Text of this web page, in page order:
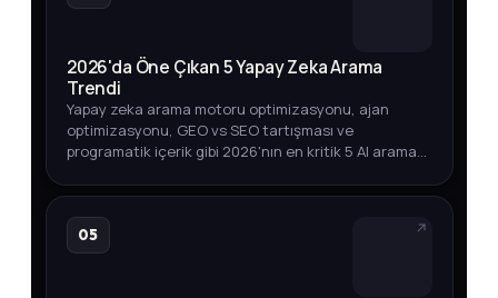
2026'da Öne Çıkan 5 Yapay Zeka Arama
Trendi
Yapay zeka arama motoru optimizasyonu, ajan
optimizasyonu, GEO vs SEO tartışması ve
programatik içerik gibi 2026'nın en kritik 5 AI arama
05